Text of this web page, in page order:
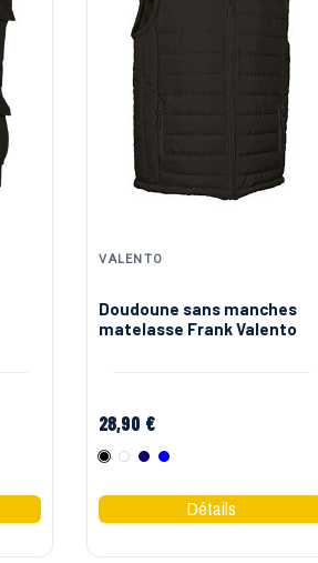
VALENTO
Doudoune sans manches
matelasse Frank Valento
28,90 €
NoirBlancMarine
Bleu